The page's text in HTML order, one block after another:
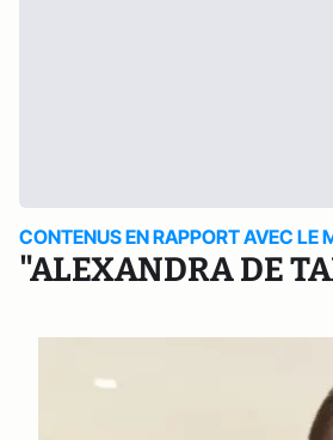
CONTENUS EN RAPPORT AVEC LE
"ALEXANDRA DE